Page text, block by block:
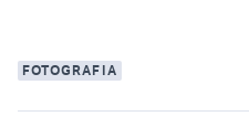
FOTOGRAFIA